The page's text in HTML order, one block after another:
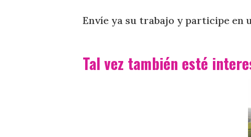
Envíe ya su trabajo y participe
Tal vez también esté